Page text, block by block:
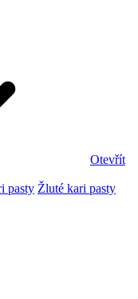
Otevřít
pasty Žluté kari pasty